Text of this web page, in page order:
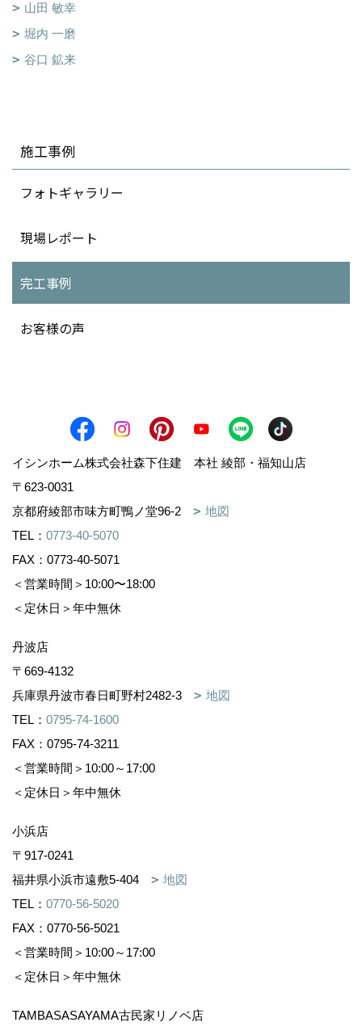
山田 敏幸
堀内 一磨
谷口 鉱来
施工事例
フォトギャラリー
現場レポート
完工事例
お客様の声
イシンホーム株式会社森下住建 本社 綾部・福知山店
〒623-0031
京都府綾部市味方町鴨ノ堂96-2
地図
TEL： 0773-40-5070
FAX：0773-40-5071
＜営業時間＞10:00〜18:00
＜定休日＞年中無休
丹波店
〒669-4132
兵庫県丹波市春日町野村2482-3
地図
TEL： 0795-74-1600
FAX：0795-74-3211
＜営業時間＞10:00～17:00
＜定休日＞年中無休
小浜店
〒917-0241
福井県小浜市遠敷5-404
地図
TEL： 0770-56-5020
FAX：0770-56-5021
＜営業時間＞10:00～17:00
＜定休日＞年中無休
TAMBASASAYAMA古民家リノベ店